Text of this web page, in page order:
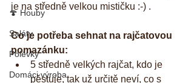
🍄 Houby
Saláty
Polévky
Domáci výroba
je na středně velkou mističku :-) .
Co je potřeba sehnat na rajčatovou
pomazánku:
5 středně velkých rajčat, kdo je
pěstuje, tak už určitě neví, co s